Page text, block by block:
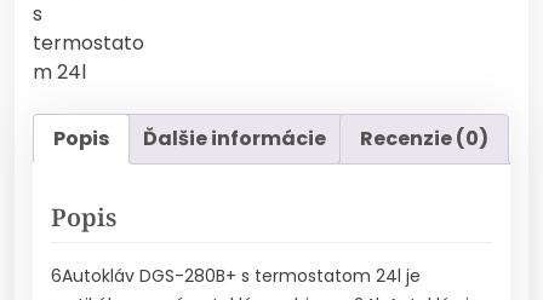
Popis Ďalšie informácie Recenzie (0)
Popis
6Autokláv DGS-280B+ s termostatom 24l je